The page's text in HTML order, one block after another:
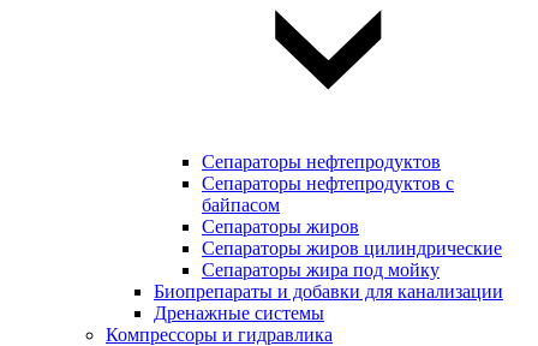
Сепараторы нефтепродуктов
Сепараторы нефтепродуктов с
байпасом
Сепараторы жиров
Сепараторы жиров цилиндрические
Сепараторы жира под мойку
Биопрепараты и добавки для канализации
Дренажные системы
Компрессоры и гидравлика